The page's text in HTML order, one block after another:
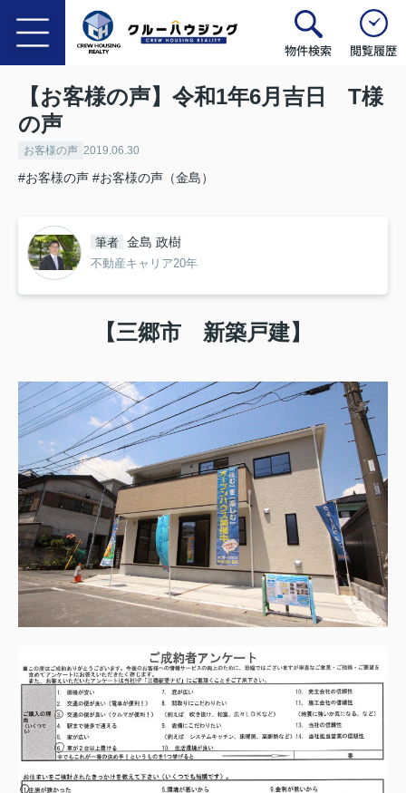
物件検索 閲覧履歴
【お客様の声】令和1年6月吉日 T様
の声
お客様の声 2019.06.30
#お客様の声 #お客様の声（金島）
筆者 金島 政樹
不動産キャリア20年
【三郷市 新築戸建】